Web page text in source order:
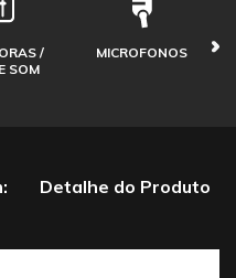
/
SOM
MICROFONOS
Detalhe do Produto